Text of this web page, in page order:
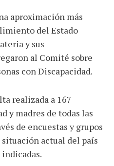
aproximación más
del Estado
y sus
al Comité sobre
con Discapacidad.
realizada a 167
y madres de todas las
de encuestas y grupos
actual del país
indicadas.